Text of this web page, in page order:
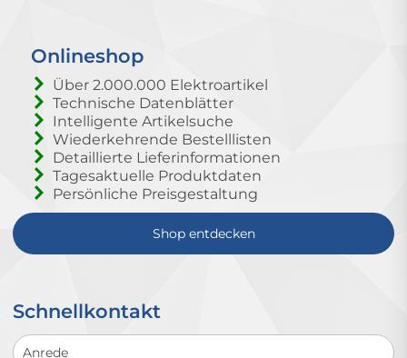
Onlineshop
Über 2.000.000 Elektroartikel
Technische Datenblätter
Intelligente Artikelsuche
Wiederkehrende Bestelllisten
Detaillierte Lieferinformationen
Tagesaktuelle Produktdaten
Persönliche Preisgestaltung
Shop entdecken
Schnellkontakt
Schnellkontakt